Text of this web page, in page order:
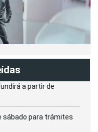
a partir de
sábado para trámites